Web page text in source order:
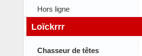
Hors ligne
Loïckrrr
Chasseur de têtes